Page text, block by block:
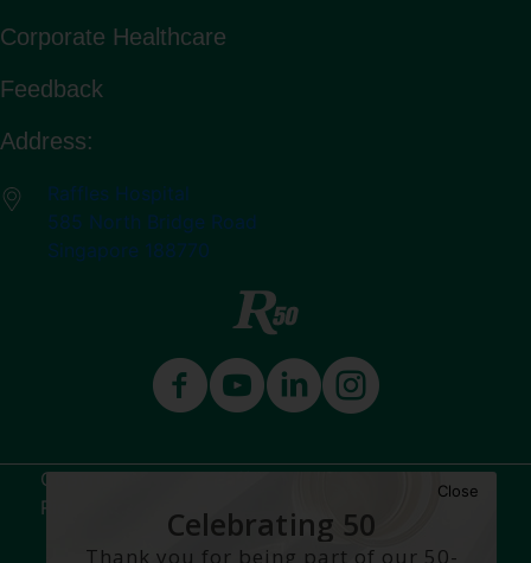
Corporate Healthcare
Feedback
Address:
Raffles Hospital
585 North Bridge Road
Singapore 188770
Copyright © 2026 Raffles Medical Group. All
Rights Reserved.
Terms & Conditions
Celebrating 50
Close
Thank you for being part of our 50-